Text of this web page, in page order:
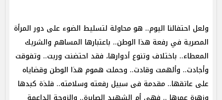
ولعل احتفالنا اليوم.. هو محاولة لتسليط الضوء على دور المرأة
المصرية في رفعة هذا الوطن.. باعتبارها المساهم والشريك
المعطاء.. باختلاف وتنوع أدوارها، فقد احتضنت وربت.. وتفوقت
وأجادت.. وألهمت وقادت.. وحملت هموم هذا الوطن وقضاياه
على عاتقها.. مقدمة فى سبيل رفعته وسلامته.. فلذة كبدها